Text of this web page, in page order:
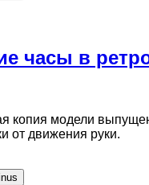
часы в
копия модели
от движения руки.